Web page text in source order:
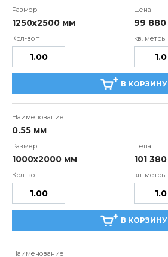
1250х2500 мм 99 880
В КОРЗИНУ
0.55 мм
1000х2000 мм 101 380
В КОРЗИНУ